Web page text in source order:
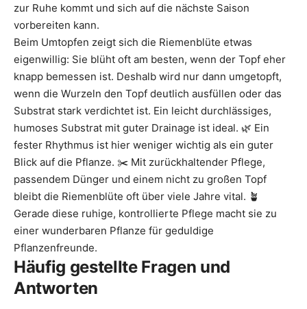
zur Ruhe kommt und sich auf die nächste Saison
vorbereiten kann.
Beim Umtopfen zeigt sich die Riemenblüte etwas
eigenwillig: Sie blüht oft am besten, wenn der Topf eher
knapp bemessen ist. Deshalb wird nur dann umgetopft,
wenn die Wurzeln den Topf deutlich ausfüllen oder das
Substrat stark verdichtet ist. Ein leicht durchlässiges,
humoses Substrat mit guter Drainage ist ideal. 🌿 Ein
fester Rhythmus ist hier weniger wichtig als ein guter
Blick auf die Pflanze. ✂️ Mit zurückhaltender Pflege,
passendem Dünger und einem nicht zu großen Topf
bleibt die Riemenblüte oft über viele Jahre vital. 🪴
Gerade diese ruhige, kontrollierte Pflege macht sie zu
einer wunderbaren Pflanze für geduldige
Pflanzenfreunde.
Häufig gestellte Fragen und
Antworten